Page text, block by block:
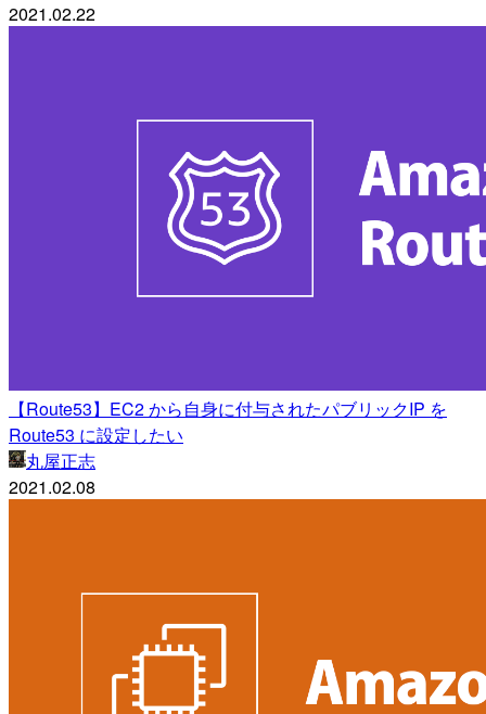
2021.02.22
【Route53】EC2 から自身に付与されたパブリックIP を
Route53 に設定したい
丸屋正志
2021.02.08